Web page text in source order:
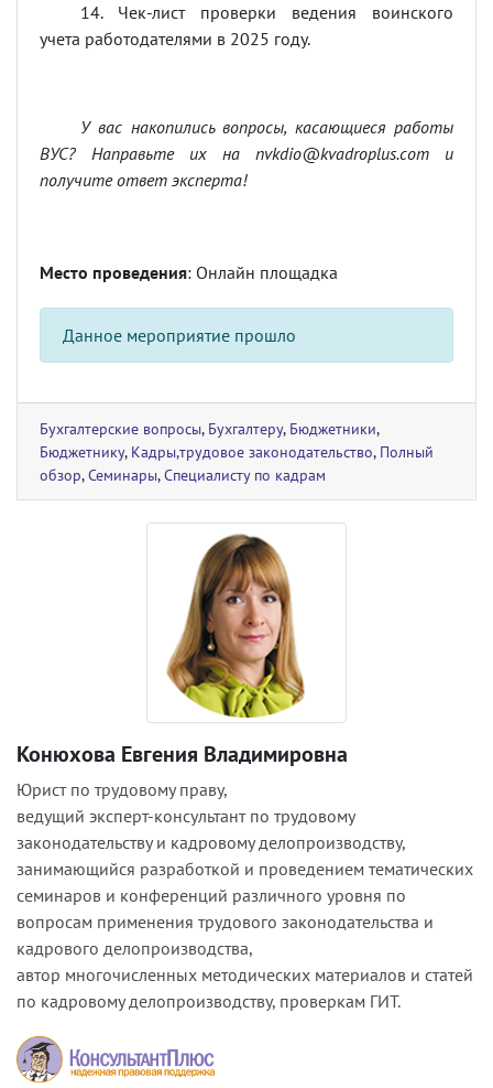
14. Чек-лист проверки ведения воинского
учета работодателями в 2025 году.
У вас накопились вопросы, касающиеся работы
ВУС? Направьте их на nvkdio@kvadroplus.com и
получите ответ эксперта!
Место проведения: Онлайн площадка
Данное мероприятие прошло
Бухгалтерские вопросы, Бухгалтеру, Бюджетники,
Бюджетнику, Кадры,трудовое законодательство, Полный
обзор,Семинары,Специалисту по кадрам
Конюхова Евгения Владимировна
Юрист по трудовому праву,
ведущий эксперт-консультант по трудовому
законодательству и кадровому делопроизводству,
занимающийся разработкой и проведением тематических
семинаров и конференций различного уровня по
вопросам применения трудового законодательства и
кадрового делопроизводства,
автор многочисленных методических материалов и статей
по кадровому делопроизводству, проверкам ГИТ.